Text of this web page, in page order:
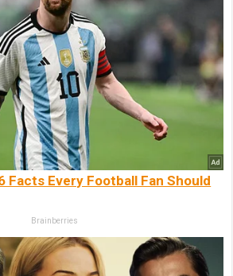
Facts Every Football Fan Should
Brainberries